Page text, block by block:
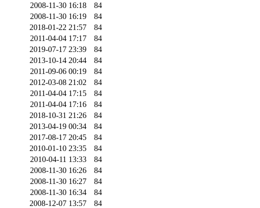
2008-11-30 16:18
84
2008-11-30 16:19
84
2018-01-22 21:57
84
2011-04-04 17:17
84
2019-07-17 23:39
84
2013-10-14 20:44
84
2011-09-06 00:19
84
2012-03-08 21:02
84
2011-04-04 17:15
84
2011-04-04 17:16
84
2018-10-31 21:26
84
2013-04-19 00:34
84
2017-08-17 20:45
84
2010-01-10 23:35
84
2010-04-11 13:33
84
2008-11-30 16:26
84
2008-11-30 16:27
84
2008-11-30 16:34
84
2008-12-07 13:57
84